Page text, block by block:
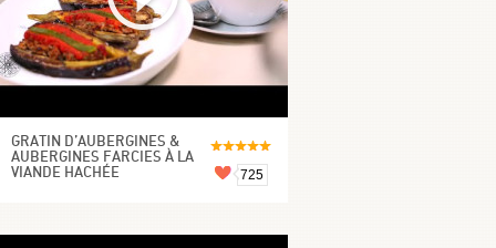
GRATIN D’AUBERGINES &
AUBERGINES FARCIES À LA
VIANDE HACHÉE
725